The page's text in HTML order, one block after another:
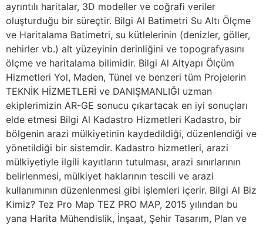
ayrıntılı haritalar, 3D modeller ve coğrafi veriler
oluşturduğu bir süreçtir. Bilgi Al Batimetri Su Altı Ölçme
ve Haritalama Batimetri, su kütlelerinin (denizler, göller,
nehirler vb.) alt yüzeyinin derinliğini ve topografyasını
ölçme ve haritalama bilimidir. Bilgi Al Altyapı Ölçüm
Hizmetleri Yol, Maden, Tünel ve benzeri tüm Projelerin
TEKNİK HİZMETLERİ ve DANIŞMANLIĞI uzman
ekiplerimizin AR-GE sonucu çıkartacak en iyi sonuçları
elde etmesi Bilgi Al Kadastro Hizmetleri Kadastro, bir
bölgenin arazi mülkiyetinin kaydedildiği, düzenlendiği ve
yönetildiği bir sistemdir. Kadastro hizmetleri, arazi
mülkiyetiyle ilgili kayıtların tutulması, arazi sınırlarının
belirlenmesi, mülkiyet haklarının tescili ve arazi
kullanımının düzenlenmesi gibi işlemleri içerir. Bilgi Al Biz
Kimiz? Tez Pro Map TEZ PRO MAP, 2015 yılından bu
yana Harita Mühendislik, İnşaat, Şehir Tasarım, Plan ve